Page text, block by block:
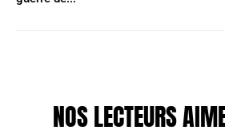
NOS LECTEURS